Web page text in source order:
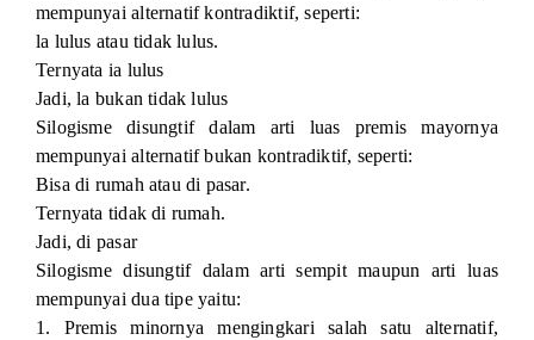
mempunyai alternatif kontradiktif, seperti:
la lulus atau tidak lulus.
Ternyata ia lulus
Jadi, la bukan tidak lulus
Silogisme disungtif dalam arti luas premis mayornya
mempunyai alternatif bukan kontradiktif, seperti:
Bisa di rumah atau di pasar.
Ternyata tidak di rumah.
Jadi, di pasar
Silogisme disungtif dalam arti sempit maupun arti luas
mempunyai dua tipe yaitu:
1. Premis minornya mengingkari salah satu alternatif,